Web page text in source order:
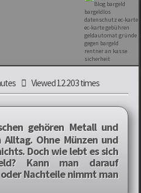
Viewed 12.203 times
gehören Metall und
Ohne Münzen und
Doch wie lebt es sich
Kann man darauf
Nachteile nimmt man